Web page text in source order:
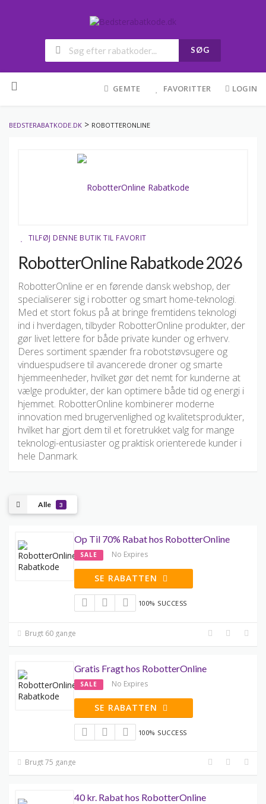
SØG
to
GEMTE FAVORITTER LOGIN
BEDSTERABATKODE.DK > ROBOTTERONLINE
TILFØJ DENNE BUTIK TIL FAVORIT
RobotterOnline Rabatkode 2026
RobotterOnline er en førende dansk webshop, der
specialiserer sig i robotter og smart home-teknologi.
Med et stort fokus på at bringe fremtidens teknologi
ind i hverdagen, tilbyder RobotterOnline produkter, der
gør livet lettere for både private kunder og erhverv.
Deres sortiment spænder fra robotstøvsugere og
vinduespudsere til avancerede droner og smarte
hjemmeenheder, hvilket gør det nemt for kunderne at
vælge produkter, der kan optimere både tid og energi i
hjemmet. RobotterOnline kombinerer moderne
innovation med brugervenlighed og kvalitetsprodukter,
hvilket har gjort dem til et foretrukket valg for mange
teknologi-entusiaster og praktisk orienterede kunder i
hele Danmark.
Alle 3
Op Til 70% Rabat hos RobotterOnline
SALE No Expires
SE RABATTEN
100% SUCCESS
Brugt 60 gange
Gratis Fragt hos RobotterOnline
SALE No Expires
SE RABATTEN
100% SUCCESS
Brugt 75 gange
40 kr. Rabat hos RobotterOnline